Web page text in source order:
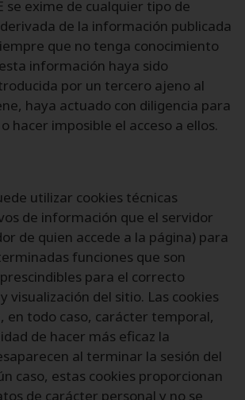
se exime de cualquier tipo de
de la información publicada
que no tenga conocimiento
información haya sido
por un tercero ajeno al
haya actuado con diligencia para
hacer imposible el acceso a ellos.
utilizar cookies técnicas
de información que el servidor
de quien accede a la página) para
funciones que son
para el correcto
visualización del sitio. Las cookies
en todo caso, carácter temporal,
de hacer más eficaz la
al terminar la sesión del
caso, estas cookies proporcionan
de carácter personal y no se